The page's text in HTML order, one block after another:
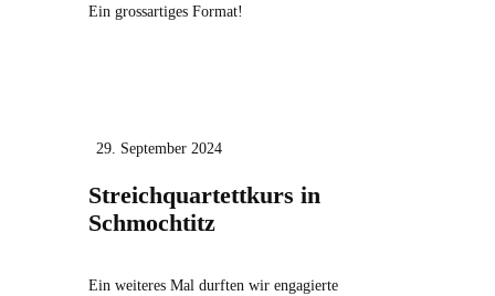
Ein grossartiges Format!
29. September 2024
Streichquartettkurs in
Schmochtitz
Ein weiteres Mal durften wir engagierte